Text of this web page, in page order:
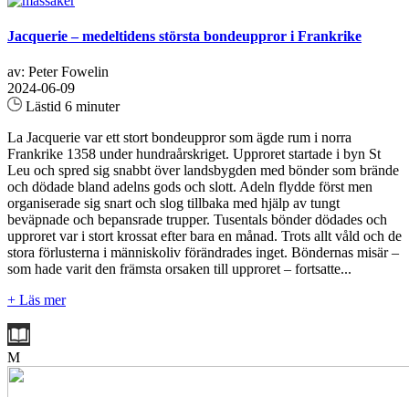
Jacquerie – medeltidens största bondeuppror i Frankrike
av: Peter Fowelin
2024-06-09
Lästid 6 minuter
La Jacquerie var ett stort bondeuppror som ägde rum i norra
Frankrike 1358 under hundraårskriget. Upproret startade i byn St
Leu och spred sig snabbt över landsbygden med bönder som brände
och dödade bland adelns gods och slott. Adeln flydde först men
organiserade sig snart och slog tillbaka med hjälp av tungt
beväpnade och bepansrade trupper. Tusentals bönder dödades och
upproret var i stort krossat efter bara en månad. Trots allt våld och de
stora förlusterna i människoliv förändrades inget. Böndernas misär –
som hade varit den främsta orsaken till upproret – fortsatte...
+ Läs mer
M